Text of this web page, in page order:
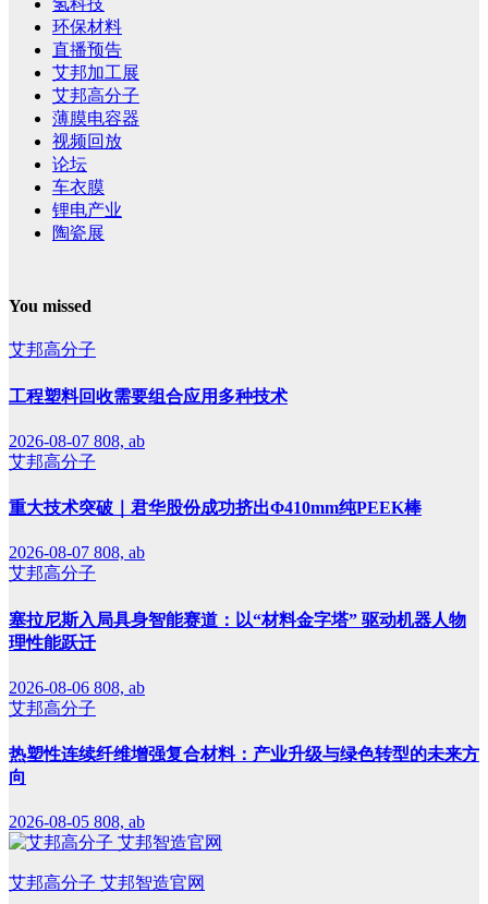
环保材料
直播预告
艾邦加工展
艾邦高分子
薄膜电容器
视频回放
论坛
车衣膜
锂电产业
陶瓷展
You missed
艾邦高分子
工程塑料回收需要组合应用多种技术
2026-08-07 808, ab
艾邦高分子
重大技术突破｜君华股份成功挤出Φ410mm纯PEEK棒
2026-08-07 808, ab
艾邦高分子
塞拉尼斯入局具身智能赛道：以“材料金字塔” 驱动机器人物
理性能跃迁
2026-08-06 808, ab
艾邦高分子
热塑性连续纤维增强复合材料：产业升级与绿色转型的未来方
向
2026-08-05 808, ab
艾邦高分子 艾邦智造官网